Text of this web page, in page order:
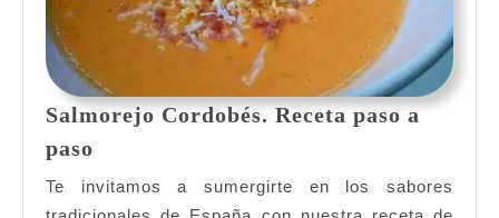
Salmorejo Cordobés. Receta paso a
paso
Receta
Te invitamos a sumergirte en los sabores